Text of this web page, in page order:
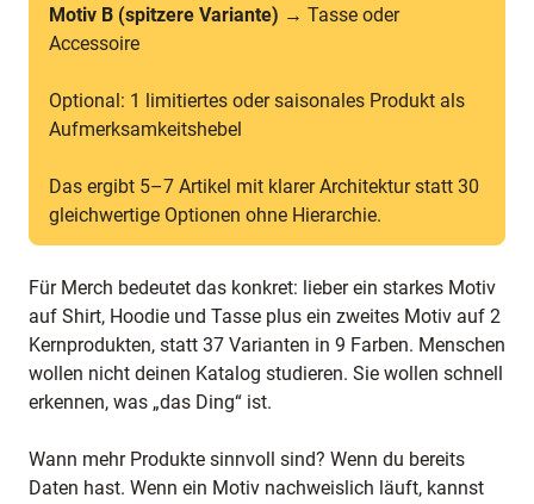
Motiv B (spitzere Variante) → Tasse oder
Accessoire
Optional: 1 limitiertes oder saisonales Produkt als
Aufmerksamkeitshebel
Das ergibt 5–7 Artikel mit klarer Architektur statt 30
gleichwertige Optionen ohne Hierarchie.
Für Merch bedeutet das konkret: lieber ein starkes Motiv
auf Shirt, Hoodie und Tasse plus ein zweites Motiv auf 2
Kernprodukten, statt 37 Varianten in 9 Farben. Menschen
wollen nicht deinen Katalog studieren. Sie wollen schnell
erkennen, was „das Ding“ ist.
Wann mehr Produkte sinnvoll sind? Wenn du bereits
Daten hast. Wenn ein Motiv nachweislich läuft, kannst